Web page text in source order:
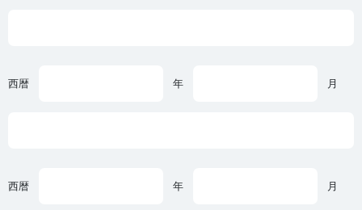
西暦 年 月
西暦 年 月